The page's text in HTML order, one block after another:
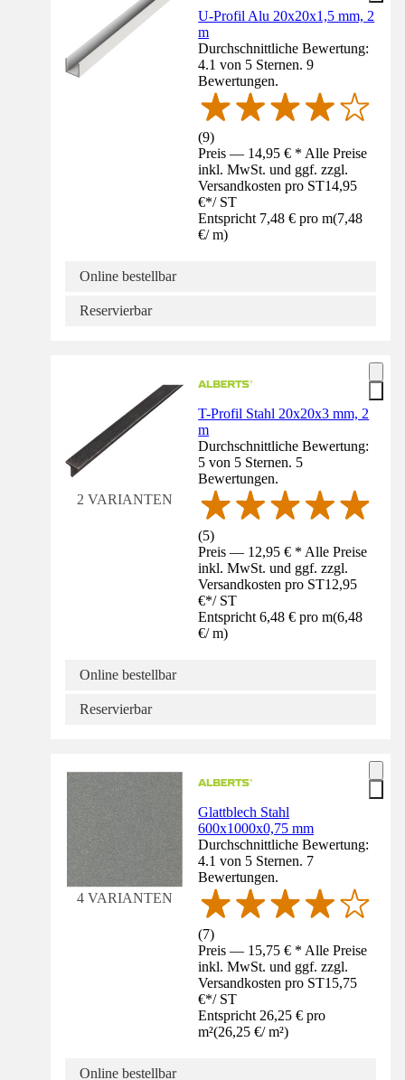
U-Profil Alu 20x20x1,5 mm, 2
m
Durchschnittliche Bewertung:
4.1 von 5 Sternen. 9
Bewertungen.
(9)
Preis — 14,95 € * Alle Preise
inkl. MwSt. und ggf. zzgl.
Versandkosten pro ST14,95
€*/ ST
Entspricht 7,48 € pro m(7,48
€/ m)
Online bestellbar
Reservierbar
2 VARIANTEN
T-Profil Stahl 20x20x3 mm, 2
m
Durchschnittliche Bewertung:
5 von 5 Sternen. 5
Bewertungen.
(5)
Preis — 12,95 € * Alle Preise
inkl. MwSt. und ggf. zzgl.
Versandkosten pro ST12,95
€*/ ST
Entspricht 6,48 € pro m(6,48
€/ m)
Online bestellbar
Reservierbar
4 VARIANTEN
Glattblech Stahl
600x1000x0,75 mm
Durchschnittliche Bewertung:
4.1 von 5 Sternen. 7
Bewertungen.
(7)
Preis — 15,75 € * Alle Preise
inkl. MwSt. und ggf. zzgl.
Versandkosten pro ST15,75
€*/ ST
Entspricht 26,25 € pro
m²(26,25 €/ m²)
Online bestellbar